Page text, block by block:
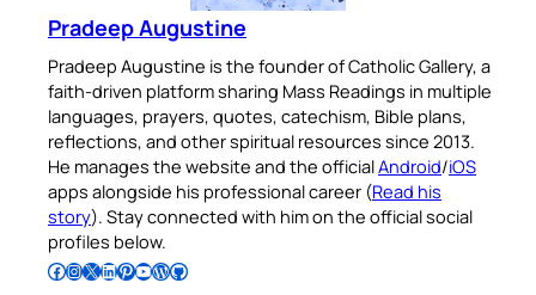
Pradeep Augustine
Pradeep Augustine is the founder of Catholic Gallery, a
faith-driven platform sharing Mass Readings in multiple
languages, prayers, quotes, catechism, Bible plans,
reflections, and other spiritual resources since 2013.
He manages the website and the officialAndroid/iOS
apps alongside his professional career (Read his
story). Stay connected with him on the official social
profiles below.
Follow Pradeep on Facebook Follow Pradeep on InstagramFollow Pradeep on X Follow Pradeep on LinkedIn Follow Pradeep on Pinterest Subscribe to Pradeep’s Youtube Channel Follow Pradeep on WordPress Follow Pradeep on GitHub